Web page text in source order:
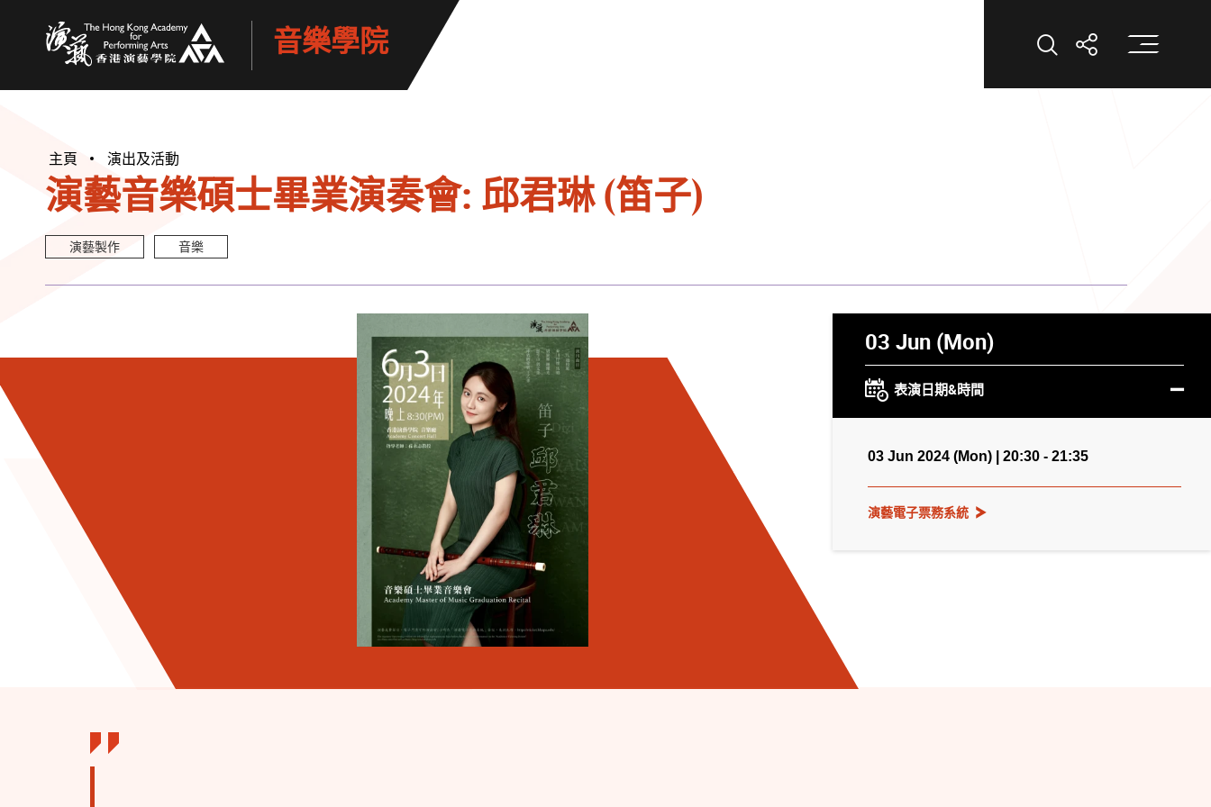
音樂學院 打開搜索打開分享打
主頁 演出及活動
演藝音樂碩士畢業演奏會: 邱君琳 (笛子)
演藝製作 音樂
03 Jun (Mon)
表演日期&時間
03 Jun 2024 (Mon) | 20:30 - 21:35
演藝電子票務系統